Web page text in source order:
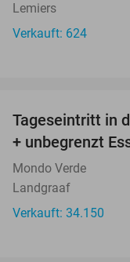
Lemiers
Verkauft: 624
Tageseintritt in
+ unbegrenzt
Mondo Verde
Landgraaf
Verkauft: 34.150